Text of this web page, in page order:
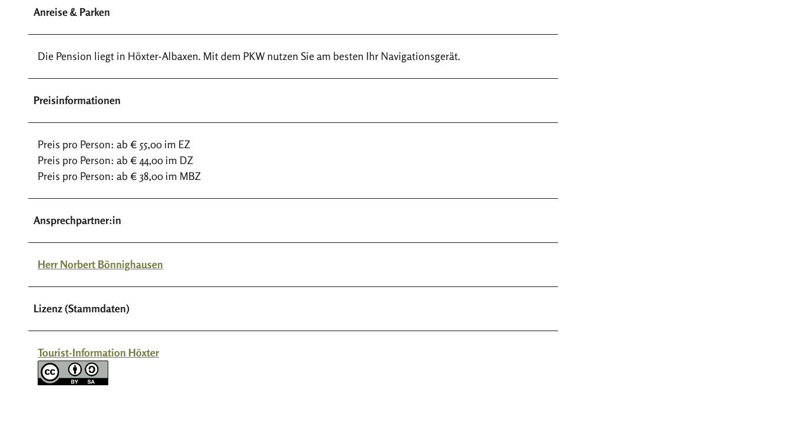
Anreise & Parken
Die Pension liegt in Höxter-Albaxen. Mit dem PKW nutzen Sie am besten Ihr Navigationsgerät.
Preisinformationen
Preis pro Person: ab € 55,00 im EZ
Preis pro Person: ab € 44,00 im DZ
Preis pro Person: ab € 38,00 im MBZ
Ansprechpartner:in
Herr Norbert Bönnighausen
Lizenz (Stammdaten)
Tourist-Information Höxter